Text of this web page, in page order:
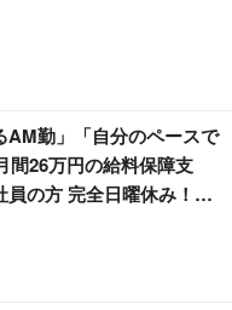
AM勤」「自分のペースで
間26万円の給料保障支
の方 完全日曜休み！養
なし！自分のペースでお
※女性取締役が面接をし